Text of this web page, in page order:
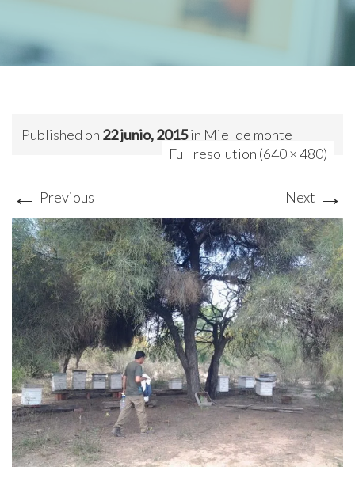
Published on 22 junio, 2015in Miel de monte
Full resolution (640 × 480)
← Previous Next →